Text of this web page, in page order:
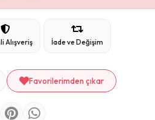
Alışveriş İade ve Değişim
Favorilerimden çıkar